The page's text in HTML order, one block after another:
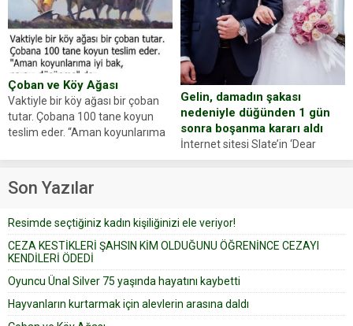
ajansı duyurdu. Renda Güner,
sosyal medya hesabında “Usta
Oyuncumuz ve çok değerli
dostumuz...
Zeki Demir (66) ölümden döndü.
Yüzünde ve ellerinde yanıklar
oluşan Demir, kâbus dolu anları
anlattı… Merkeze bağlı...
Çoban ve Köy Ağası
Vaktiyle bir köy ağası bir çoban
tutar. Çobana 100 tane koyun
teslim eder. “Aman koyunlarıma
Çoban koyunları alır gider. Aylar...
Gelin, damadın şakası
nedeniyle düğünden 1 gün
sonra boşanma kararı aldı
İnternet sitesi Slate’in ‘Dear
Prudence’ isimli tavsiye köşesine
yapıştırdığı için düğünden...
Son Yazılar
Resimde seçtiğiniz kadın kişiliğinizi ele veriyor!
CEZA KESTİKLERİ ŞAHSIN KİM OLDUĞUNU ÖĞRENİNCE CEZAYI
KENDİLERİ ÖDEDİ
Oyuncu Ünal Silver 75 yaşında hayatını kaybetti
Hayvanların kurtarmak için alevlerin arasına daldı